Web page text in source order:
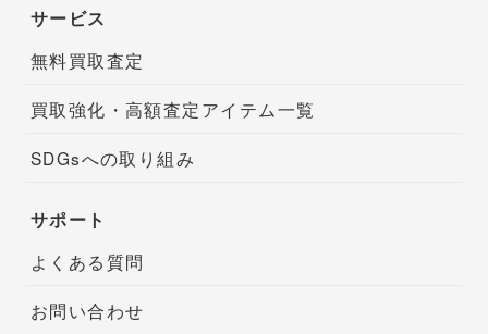
サービス
無料買取査定
買取強化・高額査定アイテム一覧
SDGsへの取り組み
サポート
よくある質問
お問い合わせ